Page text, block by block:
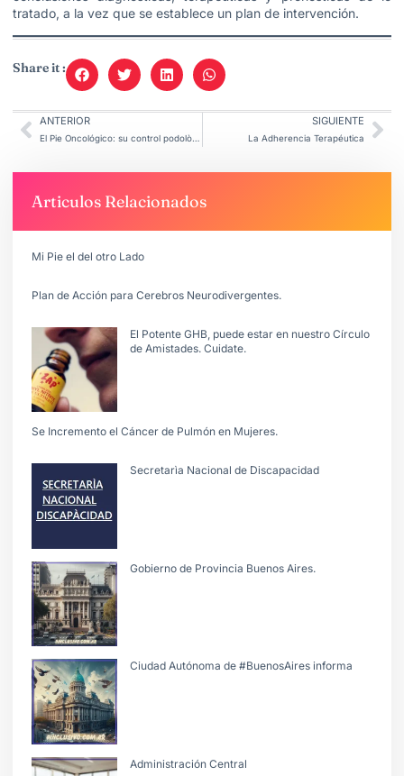
tratado, a la vez que se establece un plan de intervención.
Share it :
ANTERIOR SIGUIENTE
La Adherencia Terapéutica
Articulos Relacionados
Mi Pie el del otro Lado
Plan de Acción para Cerebros Neurodivergentes.
El Potente GHB, puede estar en nuestro Círculo
de Amistades. Cuidate.
Se Incremento el Cáncer de Pulmón en Mujeres.
Secretarìa Nacional de Discapacidad
Gobierno de Provincia Buenos Aires.
Ciudad Autónoma de #BuenosAires informa
Administración Central